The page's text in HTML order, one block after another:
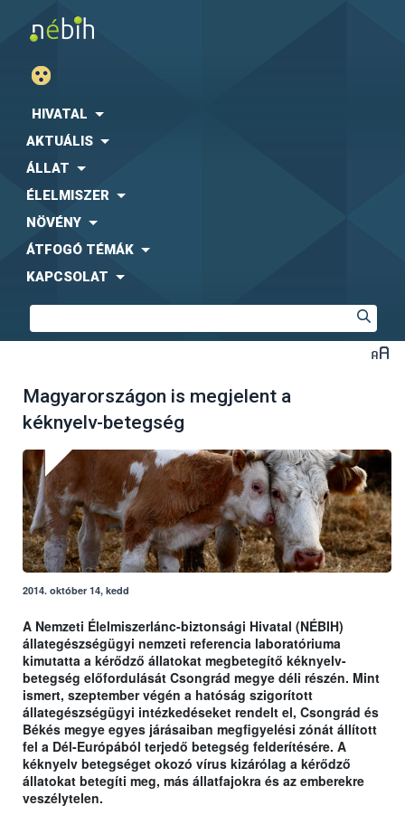
HIVATAL
AKTUÁLIS
ÁLLAT
ÉLELMISZER
NÖVÉNY
ÁTFOGÓ TÉMÁK
KAPCSOLAT
Magyarországon is megjelent a
kéknyelv-betegség
2014. október 14, kedd
A Nemzeti Élelmiszerlánc-biztonsági Hivatal (NÉBIH)
állategészségügyi nemzeti referencia laboratóriuma
kimutatta a kérődző állatokat megbetegítő kéknyelv-
betegség előfordulását Csongrád megye déli részén. Mint
ismert, szeptember végén a hatóság szigorított
állategészségügyi intézkedéseket rendelt el, Csongrád és
Békés megye egyes járásaiban megfigyelési zónát állított
fel a Dél-Európából terjedő betegség felderítésére. A
kéknyelv betegséget okozó vírus kizárólag a kérődző
állatokat betegíti meg, más állatfajokra és az emberekre
veszélytelen.